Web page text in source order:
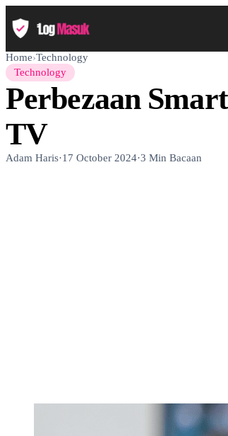
Home›Technology
Technology
Perbezaan
TV
Adam Haris·17 October 2024·3 Min Bacaan